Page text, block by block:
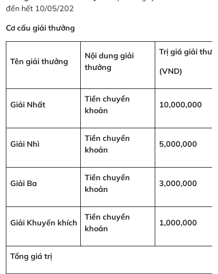
đến hết 10/05/202
Cơ cấu giải thưởng
Tên giải thưởng
Nội dung giải
thưởng
Trị giá giải
(VND)
Giải Nhất
Tiền chuyển
khoản
10,000,000
Giải Nhì
Tiền chuyển
khoản
5,000,000
Giải Ba
Tiền chuyển
khoản
3,000,000
Giải Khuyến khích
Tiền chuyển
khoản
1,000,000
Tổng giá trị